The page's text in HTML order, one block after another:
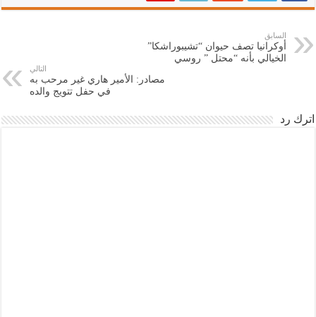
السابق
أوكرانيا تصف حيوان “تشيبوراشكا”
الخيالي بأنه “محتل ” روسي
التالي
مصادر: الأمير هاري غير مرحب به
في حفل تتويج والده
اترك رد